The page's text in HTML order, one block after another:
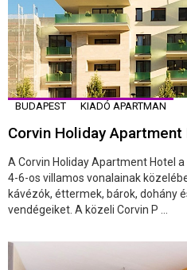
BUDAPEST KIADÓ APARTMAN
Corvin Holiday Apartment
A Corvin Holiday Apartment Hotel
4-6-os villamos vonalainak
kávézók, éttermek, bárok, dohány
vendégeiket. A közeli Corvin P ...